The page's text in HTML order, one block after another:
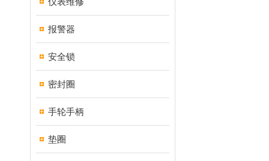
报警器
安全锁
密封圈
手轮手柄
垫圈